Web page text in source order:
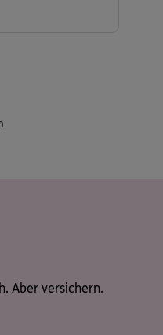
Aber versichern.